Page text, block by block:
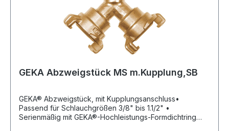
GEKA Abzweigstück MS m.Kupplung,SB
GEKA® Abzweigstück, mit Kupplungsanschluss•
Passend für Schlauchgrößen 3/8" bis 1.1/2" •
Serienmäßig mit GEKA®-Hochleistungs-Formdichtring